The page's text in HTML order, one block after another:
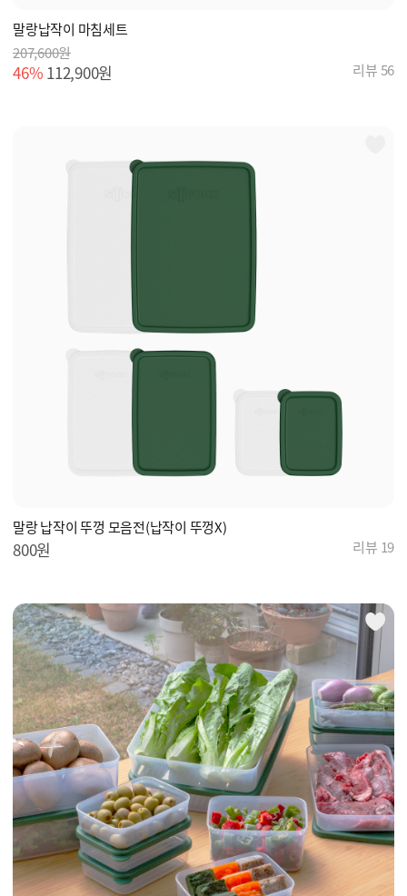
말랑납작이 마침세트
207,600원
46% 112,900원 리뷰 56
말랑 납작이 뚜껑 모음전(납작이 뚜껑X)
800원 리뷰 19